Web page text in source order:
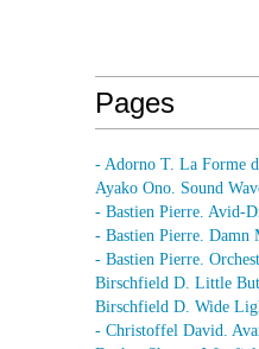
Pages
- Adorno T. La Forme
Ayako Ono. Sound
- Bastien Pierre. Avid-
- Bastien Pierre. Damn
- Bastien Pierre.
Birschfield D. Little
Birschfield D. Wide
- Christoffel David.